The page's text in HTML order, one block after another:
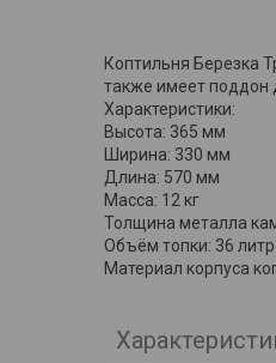
Коптильня Березка
также имеет поддон
Характеристики:
Высота: 365 мм
Ширина: 330 мм
Длина: 570 мм
Масса: 12 кг
Толщина металла
Объём топки: 36
Материал корпуса